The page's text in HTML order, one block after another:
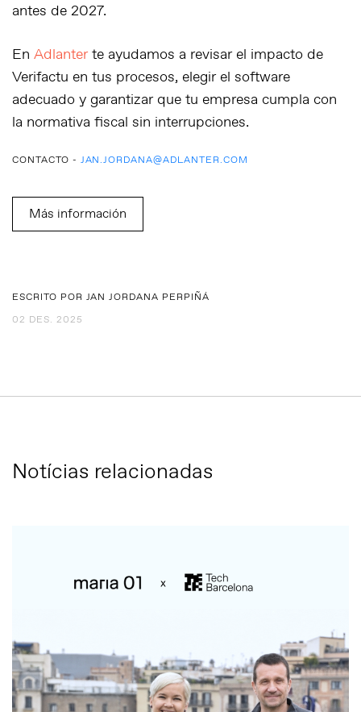
antes de 2027.
En Adlanterte ayudamos a revisar el impacto de
Verifactu en tus procesos, elegir el software
adecuado y garantizar que tu empresa cumpla con
la normativa fiscal sin interrupciones.
CONTACTO - JAN.JORDANA@ADLANTER.COM
Más información
ESCRITO POR JAN JORDANA PERPIÑÁ
02 DES. 2025
Notícias relacionadas